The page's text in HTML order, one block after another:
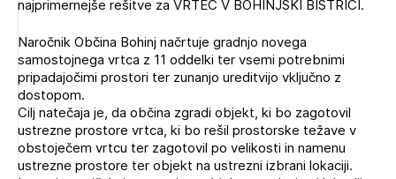
POZABLJENO GESLO
REGISTRIRAJTE SE
najprimernejše rešitve za VRTEC V BOHINJSKI BISTRICI.
Naročnik Občina Bohinj načrtuje gradnjo novega
samostojnega vrtca z 11 oddelki ter vsemi potrebnimi
pripadajočimi prostori ter zunanjo ureditvijo vključno z
dostopom.
Cilj natečaja je, da občina zgradi objekt, ki bo zagotovil
ustrezne prostore vrtca, ki bo rešil prostorske težave v
obstoječem vrtcu ter zagotovil po velikosti in namenu
ustrezne prostore ter objekt na ustrezni izbrani lokaciji.
Novičnik natečajev
Tedenski novičnik javnih naročil
Dnevne medijske objave